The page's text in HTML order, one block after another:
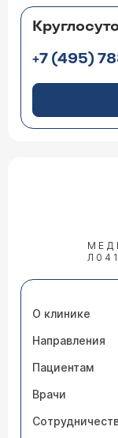
+7 (495)
О клинике
Направления
Пациентам
Врачи